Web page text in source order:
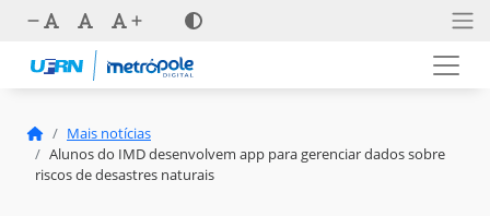
Mais notícias
Alunos do IMD desenvolvem app para gerenciar dados sobre
riscos de desastres naturais